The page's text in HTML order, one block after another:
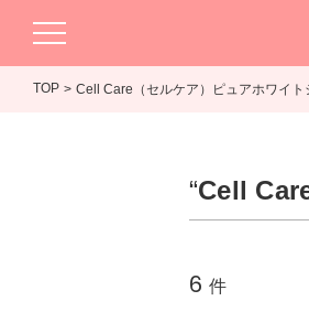
TOP Cell Care（セルケア）ピュアホワイト
“Cell
6 件